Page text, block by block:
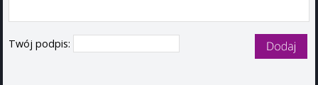
Twój podpis: